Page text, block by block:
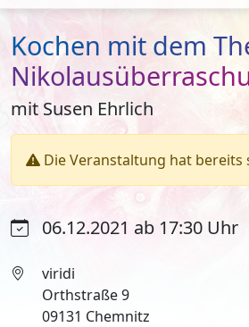
Kochen mit dem
mit Susen Ehrlich
Die Veranstaltung hat
06.12.2021 ab 17:30 Uhr
viridi
Orthstraße 9
09131 Chemnitz